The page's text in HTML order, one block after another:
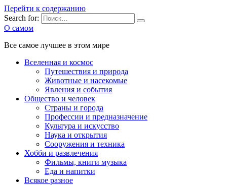
Перейти к содержанию
Search for:
О самом
Все самое лучшее в этом мире
Вселенная и космос
Путешествия и природа
Животные и насекомые
Явления и события
Общество и человек
Страны и города
Профессии и предназначение
Культура и искусство
Наука и открытия
Сооружения и техника
Хобби и развлечения
Фильмы, книги музыка
Еда и напитки
Всякое разное